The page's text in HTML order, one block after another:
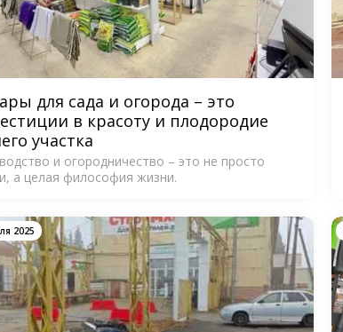
для сада и огорода – это
в красоту и плодородие
участка
и огородничество – это не просто
а целая философия жизни.
2025